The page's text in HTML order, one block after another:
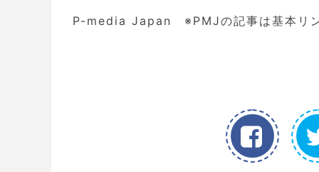
P-media Japan ※PMJの記事は基本リ